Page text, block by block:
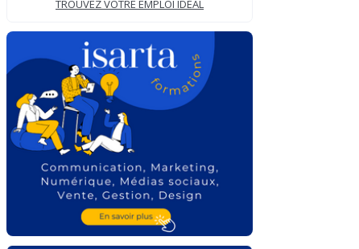
TROUVEZ VOTRE EMPLOI IDÉAL